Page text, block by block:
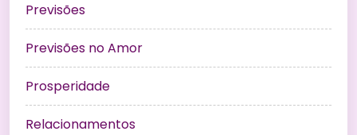
Previsões
Previsões no Amor
Prosperidade
Relacionamentos